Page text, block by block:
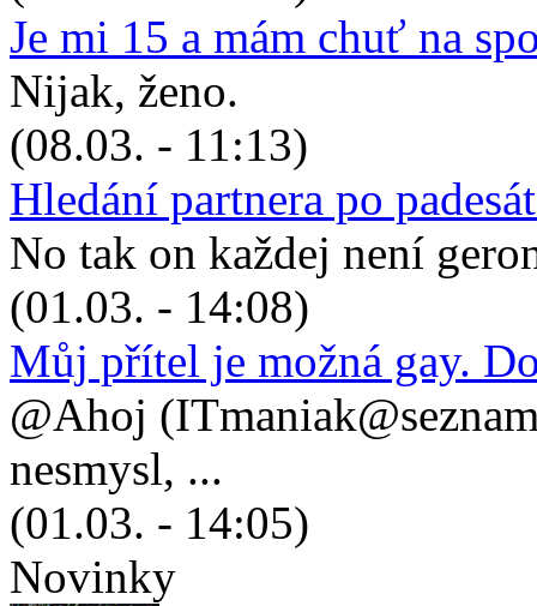
Je mi 15 a mám chuť na
Nijak, ženo.
(08.03. - 11:13)
Hledání partnera po
No tak on každej není
(01.03. - 14:08)
Můj přítel je možná gay.
@Ahoj
nesmysl, ...
(01.03. - 14:05)
Novinky